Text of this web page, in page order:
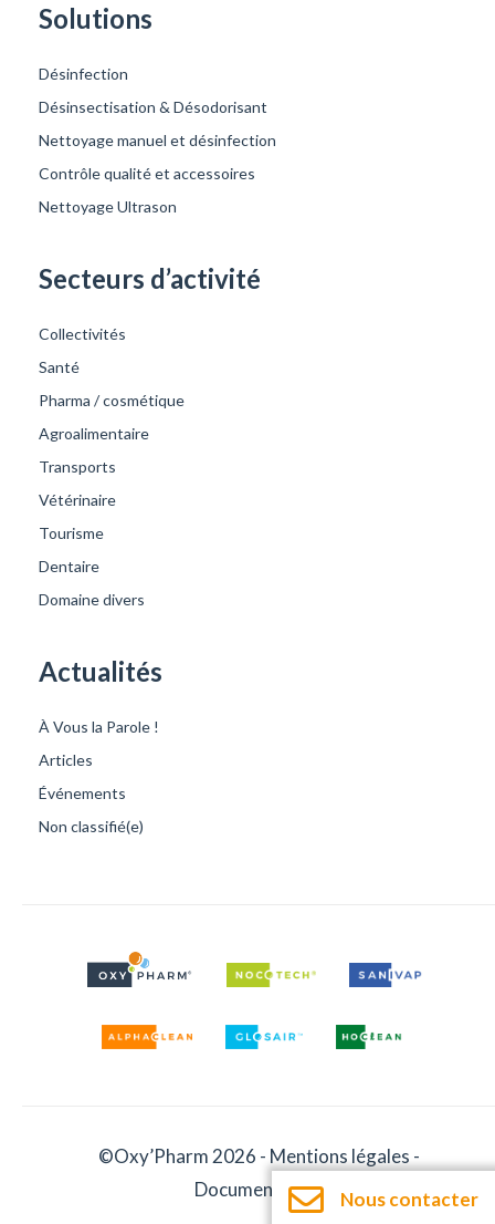
Solutions
Désinfection
Désinsectisation & Désodorisant
Nettoyage manuel et désinfection
Contrôle qualité et accessoires
Nettoyage Ultrason
Secteurs d’activité
Collectivités
Santé
Pharma / cosmétique
Agroalimentaire
Transports
Vétérinaire
Tourisme
Dentaire
Domaine divers
Actualités
À Vous la Parole !
Articles
Événements
Non classifié(e)
©Oxy’Pharm 2026 - Mentions légales -
Documentation
Nous contacter